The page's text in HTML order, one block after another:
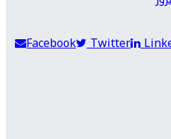
Facebook
Twitter